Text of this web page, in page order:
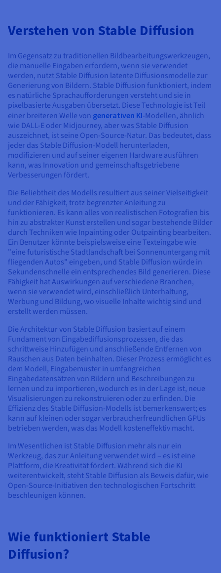
Dokumentation
Roadmap und Changelog
Verstehen von Stable Diffusion
Im Gegensatz zu traditionellen Bildbearbeitungswerkzeugen,
die manuelle Eingaben erfordern, wenn sie verwendet
werden, nutzt Stable Diffusion latente Diffusionsmodelle zur
Generierung von Bildern. Stable Diffusion funktioniert, indem
es natürliche Sprachaufforderungen versteht und sie in
pixelbasierte Ausgaben übersetzt. Diese Technologie ist Teil
einer breiteren Welle von generativen KI-Modellen, ähnlich
wie DALL-E oder Midjourney, aber was Stable Diffusion
auszeichnet, ist seine Open-Source-Natur. Das bedeutet, dass
jeder das Stable Diffusion-Modell herunterladen,
modifizieren und auf seiner eigenen Hardware ausführen
kann, was Innovation und gemeinschaftsgetriebene
Verbesserungen fördert.
Die Beliebtheit des Modells resultiert aus seiner Vielseitigkeit
und der Fähigkeit, trotz begrenzter Anleitung zu
funktionieren. Es kann alles von realistischen Fotografien bis
hin zu abstrakter Kunst erstellen und sogar bestehende Bilder
durch Techniken wie Inpainting oder Outpainting bearbeiten.
Ein Benutzer könnte beispielsweise eine Texteingabe wie
"eine futuristische Stadtlandschaft bei Sonnenuntergang mit
fliegenden Autos" eingeben, und Stable Diffusion würde in
Sekundenschnelle ein entsprechendes Bild generieren. Diese
Fähigkeit hat Auswirkungen auf verschiedene Branchen,
wenn sie verwendet wird, einschließlich Unterhaltung,
Werbung und Bildung, wo visuelle Inhalte wichtig sind und
erstellt werden müssen.
Die Architektur von Stable Diffusion basiert auf einem
Fundament von Eingabediffusionsprozessen, die das
schrittweise Hinzufügen und anschließende Entfernen von
Rauschen aus Daten beinhalten. Dieser Prozess ermöglicht es
dem Modell, Eingabemuster in umfangreichen
Eingabedatensätzen von Bildern und Beschreibungen zu
lernen und zu importieren, wodurch es in der Lage ist, neue
Visualisierungen zu rekonstruieren oder zu erfinden. Die
Effizienz des Stable Diffusion-Modells ist bemerkenswert; es
kann auf kleinen oder sogar verbraucherfreundlichen GPUs
betrieben werden, was das Modell kosteneffektiv macht.
Im Wesentlichen ist Stable Diffusion mehr als nur ein
Werkzeug, das zur Anleitung verwendet wird – es ist eine
Plattform, die Kreativität fördert. Während sich die KI
weiterentwickelt, steht Stable Diffusion als Beweis dafür, wie
Open-Source-Initiativen den technologischen Fortschritt
beschleunigen können.
Wie funktioniert Stable
Diffusion?